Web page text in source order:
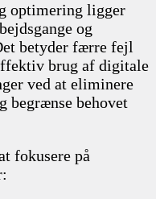
optimering ligger
og
betyder færre fejl
brug af digitale
ved at eliminere
begrænse behovet
fokusere på